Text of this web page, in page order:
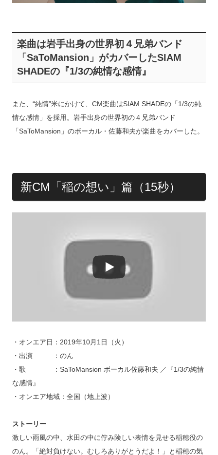
楽曲は岩手出身の世界初４兄弟バンド
「SaToMansion」がカバーしたSIAM
SHADEの『1/3の純情な感情』
また、“純情”米にかけて、CM楽曲はSIAM SHADEの「1/3の純
情な感情」を採用。岩手出身の世界初の４兄弟バンド
「SaToMansion」のボーカル・佐藤和夫が楽曲をカバーした。
新CM「稲の想い」篇（15秒）
・オンエア日：2019年10月1日（火）
・出演 ：のん
・歌 ：SaToMansion ボーカル佐藤和夫 ／『1/3の純情
な感情』
・オンエア地域：全国（地上波）
ストーリー
激しい雨風の中、水田の中に佇み険しい表情を見せる稲穂役の
のん。「絶対負けない。むしろありがとうだよ！」と稲穂の気